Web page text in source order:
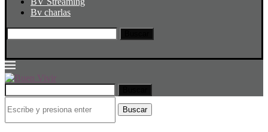
Bv charlas
Buscar